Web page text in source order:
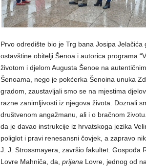
Prvo odredište bio je Trg bana Josipa
ostavštine obitelji Šenoa i autorica programa
životom i djelom Augusta Šenoe na
Šenoama, nego je pokćerka Šenoina unuka
gradom, zaustavljali smo se na mjestima
razne zanimljivosti iz njegova života. Doznali
društvenom angažmanu, ali i o bračnom
da je davao instrukcije iz hrvatskoga jezika
poliglot i pravi renesansni čovjek, a zapravo
J. J. Strossmayera, završio fakultet. Gospođa
Lovre Mahniča, da, prijana Lovre, jednog od